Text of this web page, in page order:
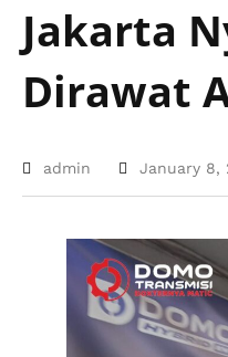
Jakarta
Dirawat
admin January 8,